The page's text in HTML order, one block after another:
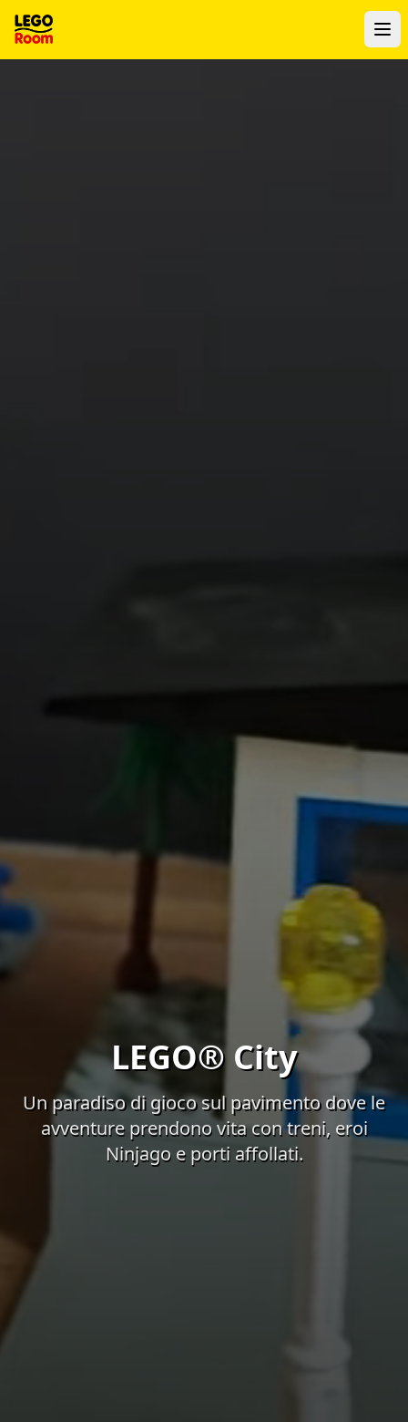
Al contenuto principale
LEGO® City
Un paradiso di gioco sul pavimento dove le
avventure prendono vita con treni, eroi
Ninjago e porti affollati.